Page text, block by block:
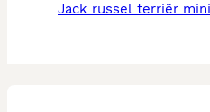
jack russel terriër mini